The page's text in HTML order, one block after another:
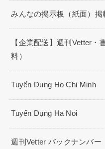
みんなの掲示板（紙面）掲
【企業配送】週刊Vetter・
料）
Tuyển Dụng Ho Chi Minh
Tuyển Dụng Ha Noi
週刊Vetter バックナンバー